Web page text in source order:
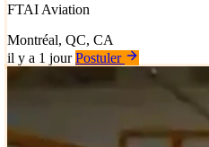
FTAI Aviation
Montréal, QC, CA
il y a 1 jour Postuler